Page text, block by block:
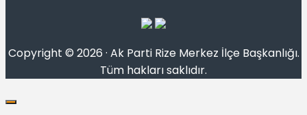
Copyright © 2026 · Ak Parti Rize Merkez İlçe Başkanlığı.
Tüm hakları saklıdır.